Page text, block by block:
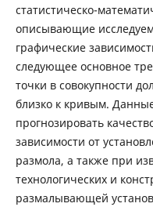
статистическо-
описывающие
графические
следующее основное
точки в совокупности
близко к кривым.
прогнозировать
зависимости от
размола, а также при
технологических и
размалывающей